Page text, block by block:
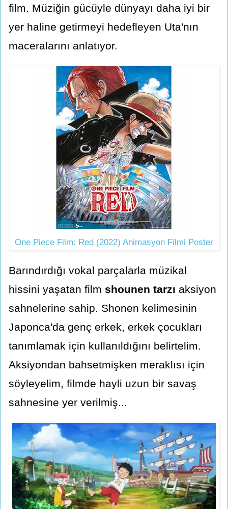
film. Müziğin gücüyle dünyayı daha iyi bir
yer haline getirmeyi hedefleyen Uta'nın
maceralarını anlatıyor.
One Piece Film: Red (2022) Animasyon Filmi Poster
Barındırdığı vokal parçalarla müzikal
hissini yaşatan film shounen tarzı aksiyon
sahnelerine sahip. Shonen kelimesinin
Japonca'da genç erkek, erkek çocukları
tanımlamak için kullanıldığını belirtelim.
Aksiyondan bahsetmişken meraklısı için
söyleyelim, filmde hayli uzun bir savaş
sahnesine yer verilmiş...